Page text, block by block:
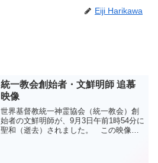
Eiji Harikawa
統一教会創始者・文鮮明師 追慕
映像
世界基督教統一神霊協会（統一教会）創
始者の文鮮明師が、9月3日午前1時54分に
聖和（逝去）されました。 この映像を